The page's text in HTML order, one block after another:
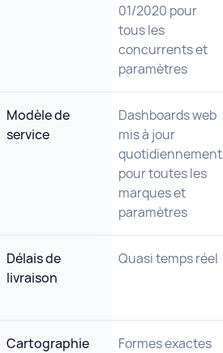
01/2020 pour
tous les
concurrents et
paramètres
Modèle de
service
Dashboards web
mis à jour
quotidiennement
pour toutes les
marques et
paramètres
Délais de
livraison
Quasi temps réel
Cartographie
Formes exactes